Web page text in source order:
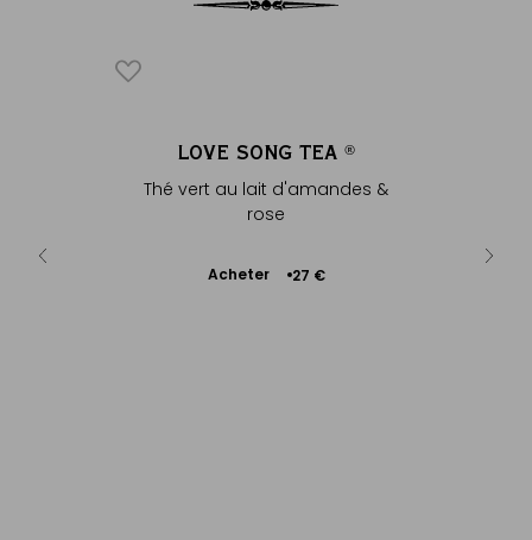
LOVE SONG TEA ®
Thé vert au lait d'amandes &
rose
Acheter 27 €
Ajouter